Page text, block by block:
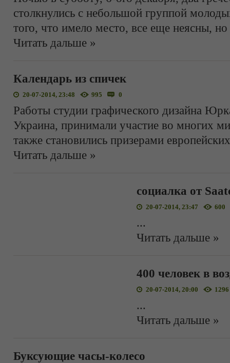
столкнулись с небольшой группой
того, что имело место, все еще неясны,
Читать дальше »
Календарь из спичек
20-07-2014, 23:48 995 0
Работы студии графического дизайна
Украина, принимали участие во многих
также становились призерами
Читать дальше »
социалка от
20-07-2014, 23:47 600
...
Читать дальше »
400 человек в
20-07-2014, 20:00 1296
...
Читать дальше »
Буксующие часы-колесо